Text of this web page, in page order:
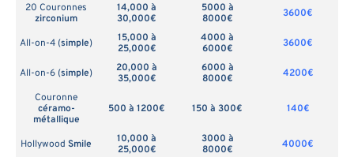
20 Couronnes
zirconium
14,000 à
30,000€
5000 à
8000€
3600€
All-on-4 (simple)
15,000 à
25,000€
4000 à
6000€
3600€
All-on-6 (simple)
20,000 à
35,000€
6000 à
8000€
4200€
Couronne
céramo-
métallique
500 à 1200€ 150 à 300€ 140€
Hollywood Smile
10,000 à
25,000€
3000 à
8000€
4000€